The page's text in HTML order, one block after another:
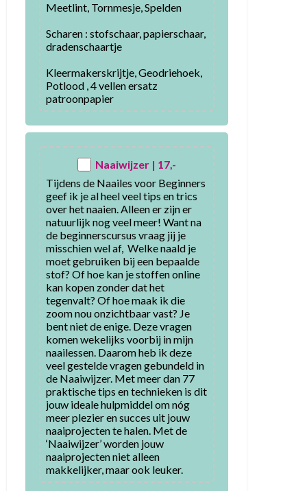
Meetlint, Tornmesje, Spelden
Scharen : stofschaar, papierschaar,
dradenschaartje
Kleermakerskrijtje, Geodriehoek,
Potlood , 4 vellen ersatz
patroonpapier
Naaiwijzer | 17,-
Tijdens de Naailes voor Beginners
geef ik je al heel veel tips en trics
over het naaien. Alleen er zijn er
natuurlijk nog veel meer! Want na
de beginnerscursus vraag jij je
misschien wel af,  Welke naald je
moet gebruiken bij een bepaalde
stof? Of hoe kan je stoffen online
kan kopen zonder dat het
tegenvalt? Of hoe maak ik die
zoom nou onzichtbaar vast? Je
bent niet de enige. Deze vragen
komen wekelijks voorbij in mijn
naailessen. Daarom heb ik deze
veel gestelde vragen gebundeld in
de Naaiwijzer. Met meer dan 77
praktische tips en technieken is dit
jouw ideale hulpmiddel om nóg
meer plezier en succes uit jouw
naaiprojecten te halen. Met de
‘Naaiwijzer’ worden jouw
naaiprojecten niet alleen
makkelijker, maar ook leuker.